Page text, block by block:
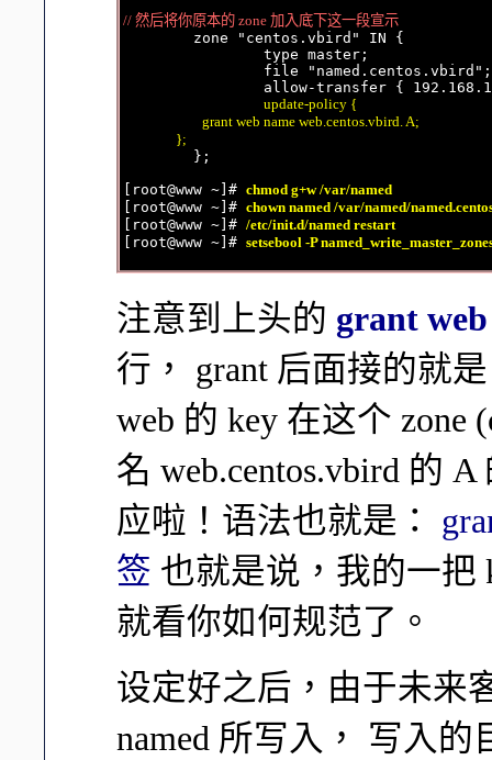
// 然后将你原本的 zone 加入底下这一段宣示
zone "centos.vbird" IN {
                type master;
                file "named.centos.vbird";
allow-transfer {
update-policy {
                        grant web name web.centos.vbird. A;
                };
};
[root@www ~]# chmod g+w /var/named
[root@www ~]# chown named /var/named/
[root@www ~]# /etc/init.d/named restart
[root@www ~]# setsebool -P
注意到上头的 grant
行， grant 后面接的就
web 的 key 在这个 zone
名 web.centos.vbird 的
应啦！语法也就是：
签 也就是说，我的一把
就看你如何规范了。
设定好之后，由于未来
named 所写入， 写入的